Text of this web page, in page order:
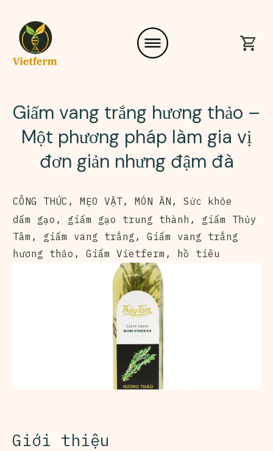
Giấm vang trắng hương thảo –
Một phương pháp làm gia vị
đơn giản nhưng đậm đà
CÔNG THỨC , MẸO VẶT, MÓN ĂN , Sức khỏe
dấm gạo , giấm gạo trung thành , giấm Thủy
Tâm , giấm vang trắng , Giấm vang trắng
hương thảo , Giấm Vietferm , hồ tiêu
Giới thiệu